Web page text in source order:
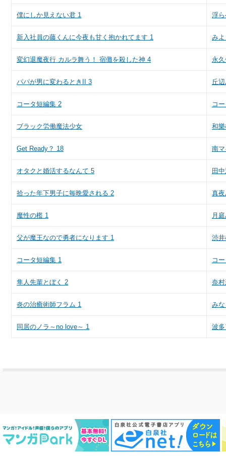
僕にしか見えない君 1 浮
新入社員の藤くんに今夜も甘く抱かれてます 1 み
変幻退魔夜行 カルラ舞う！ 宿儺を殺した神 4 永
パパが男に変わるときII 3 丘
コータ短編集 2 コ
ブラック労働魔法少女 和
Get Ready？ 18 南
オタクと婚活するなんて 5 田
拾った年下男子に毎晩愛される 2 真
魔性の檻 1 月
父が魔王なので勇者になります 1 渋
コータ短編集 1 コ
隼人先輩とぼく 2 奈
炎の治癒術師フラム 1 み
同居のノラ～no love～ 1 波